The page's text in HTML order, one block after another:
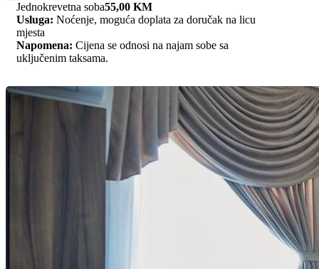
Jednokrevetna soba55,00 KM
Usluga: Noćenje, moguća doplata za doručak na licu
mjesta
Napomena: Cijena se odnosi na najam sobe sa
uključenim taksama.